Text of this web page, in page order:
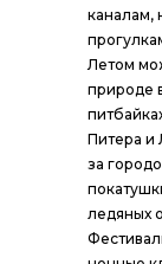
каналам,
Летом
природе
Питера и
за
ледяных